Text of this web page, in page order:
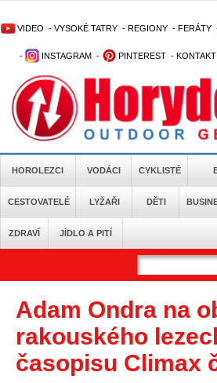
VIDEO - VYSOKÉ TATRY - REGIONY - FERÁTY
- INSTAGRAM - PINTEREST - KONTAKT
HOROLEZCI VODÁCI CYKLISTÉ
CESTOVATELÉ LYŽAŘI DĚTI
ZDRAVÍ JÍDLO A PITÍ
Adam Ondra na
rakouského
časopisu Climax